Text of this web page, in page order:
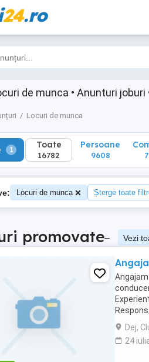
24.ro
de munca • Anunturi joburi
Locuri de munca
1 Toate
16782
1 Toate
16782
Persoane
9608
Locuri de munca Șterge toate
promovate– Vezi
Dej,
24